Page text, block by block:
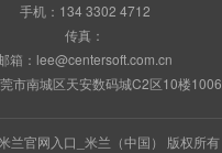
手机：134 3302 4712
传真：
箱：lee@centersoft.com.cn
市南城区天安数码城C2区10楼1006
兰官网入口_米兰（中国） 版权所有